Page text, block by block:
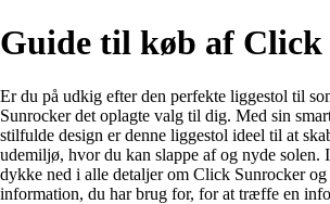
Guide til køb af Click
Er du på udkig efter den perfekte liggestol til
Sunrocker det oplagte valg til dig. Med sin
stilfulde design er denne liggestol ideel til at
udemiljø, hvor du kan slappe af og nyde solen.
dykke ned i alle detaljer om Click Sunrocker
information, du har brug for, for at træffe en